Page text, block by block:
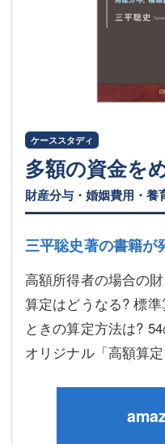
多額の資金を
ケーススタディ
財産分与・婚姻費用・養
三平聡史著の書籍が
高額所得者の場合の
算定はどうなる? 標
ときの算定方法は?
オリジナル「高額算